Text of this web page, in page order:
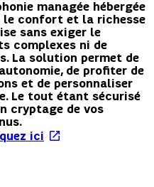
managée hébergée
le confort et la richesse
sans exiger le
complexes ni de
La solution permet de
de profiter de
et de personnaliser
Le tout étant sécurisé
cryptage de vos
ici